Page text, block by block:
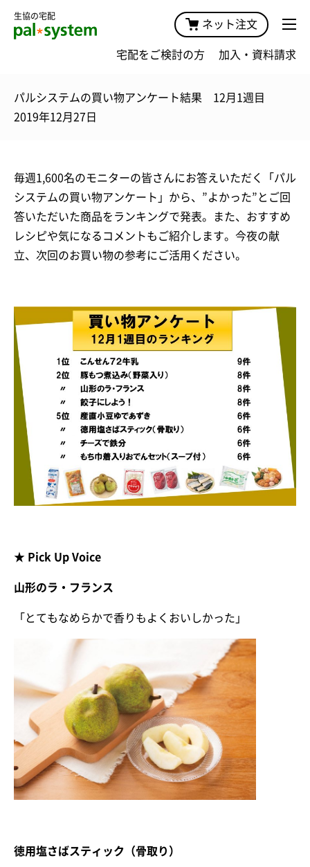
生協の宅配
ネット注文
宅配をご検討の方 加入・資料請求
パルシステムの買い物アンケート結果 12月1週目
2019年12月27日
毎週1,600名のモニターの皆さんにお答えいただく「パル
システムの買い物アンケート」から、”よかった”とご回
答いただいた商品をランキングで発表。また、おすすめ
レシピや気になるコメントもご紹介します。今夜の献
立、次回のお買い物の参考にご活用ください。
★ Pick Up Voice
山形のラ・フランス
「とてもなめらかで香りもよくおいしかった」
徳用塩さばスティック（骨取り）